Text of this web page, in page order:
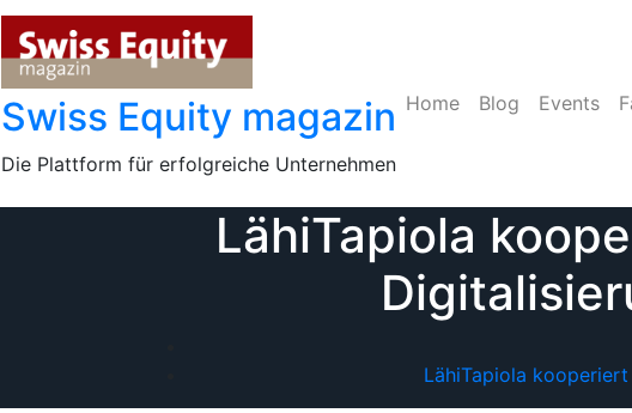
Skip
content
Swiss Equity magazin
Die Plattform für erfolgreiche Unternehmen
Home Blog Events
LähiTapiola
LähiTapiola